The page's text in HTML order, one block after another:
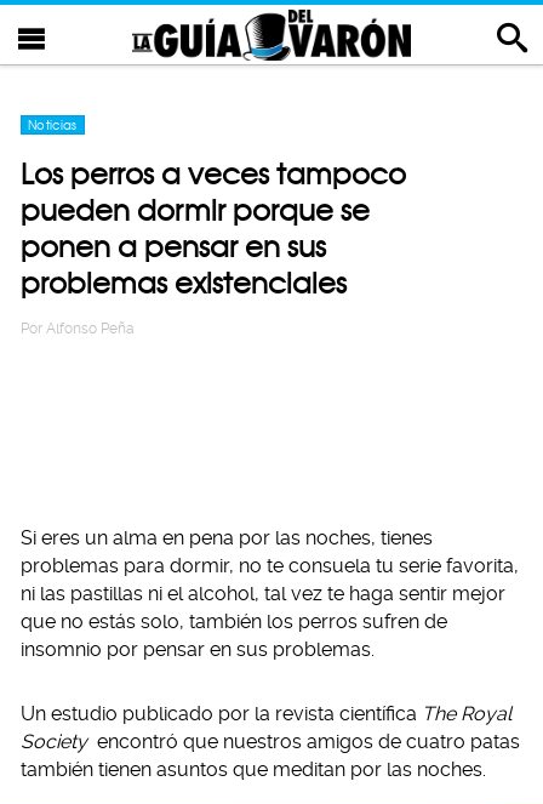
Noticias
Los perros a veces tampoco
pueden dormir porque se
ponen a pensar en sus
problemas existenciales
Por Alfonso Peña
Si eres un alma en pena por las noches, tienes
problemas para dormir, no te consuela tu serie favorita,
ni las pastillas ni el alcohol, tal vez te haga sentir mejor
que no estás solo, también los perros sufren de
insomnio por pensar en sus problemas.
Un estudio publicado por la revista científica The Royal
Society encontró que nuestros amigos de cuatro patas
también tienen asuntos que meditan por las noches.